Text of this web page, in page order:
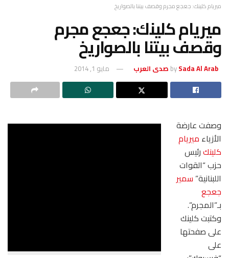
ميريام كلينك: جعجع مجرم وقصف بيتنا بالصواريخ
ميريام كلينك: جعجع مجرم
وقصف بيتنا بالصواريخ
bySada Al Arab صدى العرب مايو 1, 2014
وصفت عارضة
الأزياء ميريام
كلينكرئيس
حزب “القوات
اللبنانية” سمير
جعجع
بـ”المجرم”.
وكتبت كلينك
على صفحتها
على